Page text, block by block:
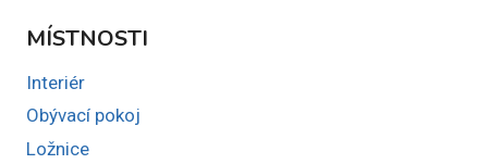
MÍSTNOSTI
Interiér
Obývací pokoj
Ložnice